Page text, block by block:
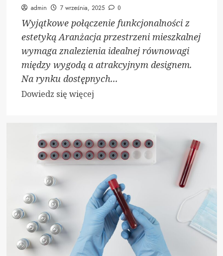
admin 7 września, 2025 0
Wyjątkowe połączenie funkcjonalności z
estetyką Aranżacja przestrzeni mieszkalnej
wymaga znalezienia idealnej równowagi
między wygodą a atrakcyjnym designem.
Na rynku dostępnych...
Dowiedz się więcejDowiedz
Nowoczesne
i
klasyczne
meble
do
każdego
wnętrza